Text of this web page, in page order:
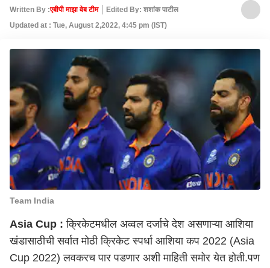
Written By :एबीपी माझा वेब टीम
Edited By: शशांक पाटील
Updated at : Tue, August 2,2022, 4:45 pm (IST)
Team India
Asia Cup : क्रिकेटमधील अव्वल दर्जाचे देश असणाऱ्या आशिया
खंडासाठीची सर्वात मोठी क्रिकेट स्पर्धा आशिया कप 2022 (Asia
Cup 2022) लवकरच पार पडणार अशी माहिती समोर येत होती.पण